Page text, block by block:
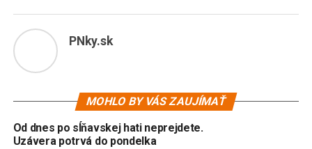
PNky.sk
MOHLO BY VÁS ZAUJÍMAŤ
Od dnes po sĺňavskej hati neprejdete.
Uzávera potrvá do pondelka